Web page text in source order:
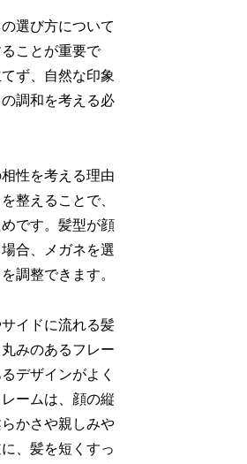
選び方について
ことが重要で
ず、自然な印象
調和を考える必
性を考える理由
整えることで、
です。髪型が顔
合、メガネを選
調整できます。
イドに流れる髪
みのあるフレー
デザインがよく
ームは、顔の縦
かさや親しみや
、髪を短くすっ